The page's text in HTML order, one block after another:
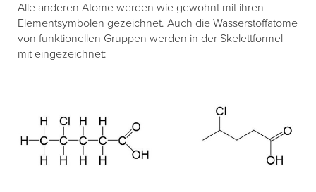
Alle anderen Atome werden wie gewohnt mit ihren
Elementsymbolen gezeichnet. Auch die Wasserstoffatome
von funktionellen Gruppen werden in der Skelettformel
mit eingezeichnet: